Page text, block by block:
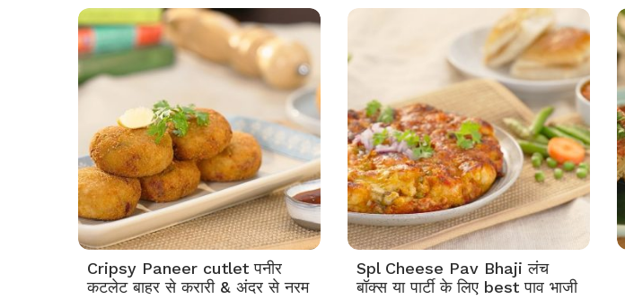
Cripsy Paneer cutlet पनीर
कटलेट बाहर से करारी & अंदर से नरम
Spl Cheese Pav Bhaji लंच
बॉक्स या पार्टी के लिए best पाव भाजी